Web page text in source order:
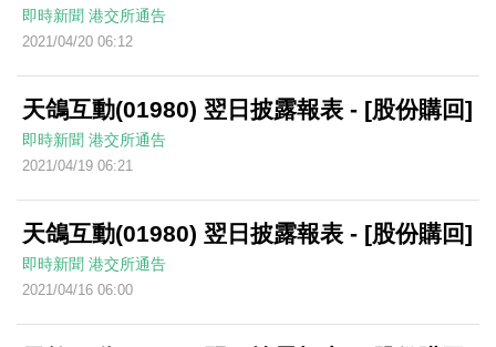
即時新聞 港交所通告
2021/04/20 06:12
天鴿互動(01980) 翌日披露報表 - [股份購回]
即時新聞 港交所通告
2021/04/19 06:21
天鴿互動(01980) 翌日披露報表 - [股份購回]
即時新聞 港交所通告
2021/04/16 06:00